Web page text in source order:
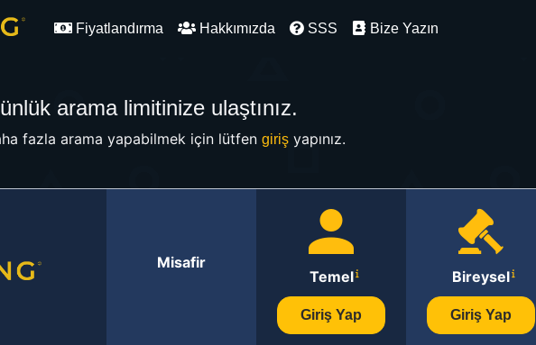
Fiyatlandırma Hakkımızda SSS Bize Yazın
arama limitinize ulaştınız.
fazla arama yapabilmek için lütfen girişyapınız.
Misafir
Temel
Giriş Yap
Bireysel
Giriş Yap